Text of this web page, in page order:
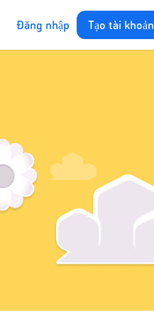
Đăng nhập Tạo tài khoản